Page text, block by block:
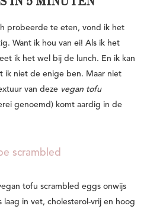
probeerde te eten, vond ik het
Want ik hou van ei! Als ik het
ik het wel bij de lunch. En ik kan
ik niet de enige ben. Maar niet
van deze vegan tofu
genoemd) komt aardig in de
scrambled
tofu scrambled eggs onwijs
laag in vet, cholesterol-vrij en hoog